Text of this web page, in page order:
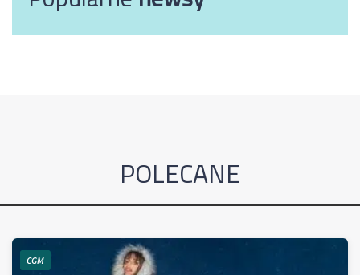
POLECANE
CGM